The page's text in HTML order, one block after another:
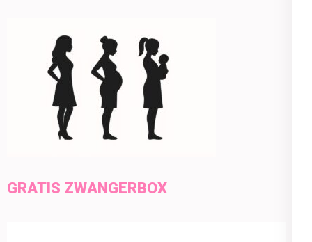
GRATIS ZWANGERBOX